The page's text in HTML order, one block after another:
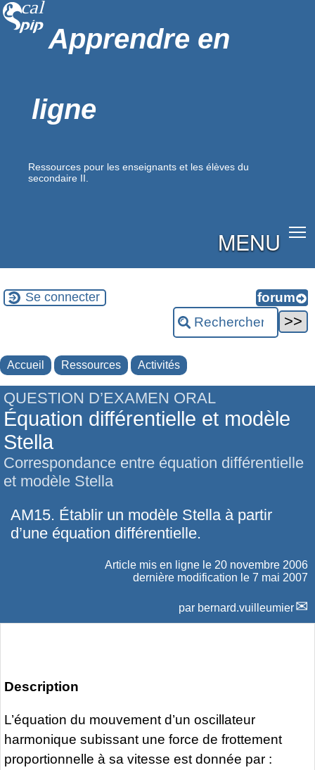
Apprendre en
ligne
Ressources pour les enseignants et les élèves du
secondaire II.
MENU
Se connecter
Accueil Ressources Activités
QUESTION D’EXAMEN ORAL
Équation différentielle et modèle
Stella
Correspondance entre équation différentielle
et modèle Stella
AM15. Établir un modèle Stella à partir
d’une équation différentielle.
Article mis en ligne le 20 novembre 2006
dernière modification le 7 mai 2007
par bernard.vuilleumier
Description
L’équation du mouvement d’un oscillateur
harmonique subissant une force de frottement
proportionnelle à sa vitesse est donnée par :